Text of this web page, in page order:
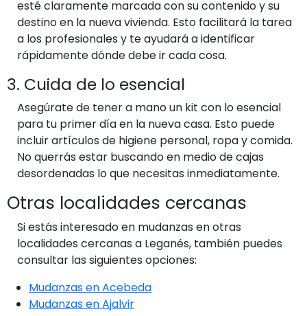
esté claramente marcada con su contenido y su
destino en la nueva vivienda. Esto facilitará la tarea
a los profesionales y te ayudará a identificar
rápidamente dónde debe ir cada cosa.
3. Cuida de lo esencial
Asegúrate de tener a mano un kit con lo esencial
para tu primer día en la nueva casa. Esto puede
incluir artículos de higiene personal, ropa y comida.
No querrás estar buscando en medio de cajas
desordenadas lo que necesitas inmediatamente.
Otras localidades cercanas
Si estás interesado en mudanzas en otras
localidades cercanas a Leganés, también puedes
consultar las siguientes opciones:
Mudanzas en Acebeda
Mudanzas en Ajalvir